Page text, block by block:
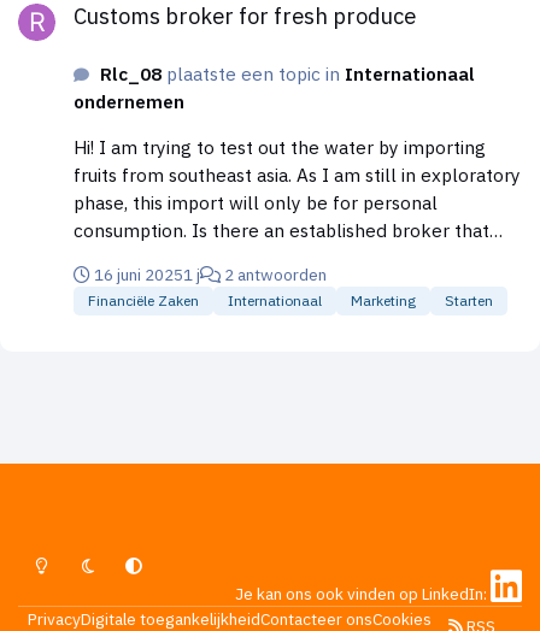
Customs broker for fresh produce
Rlc_08 plaatste een topic in Internationaal
ondernemen
Hi! I am trying to test out the water by importing
fruits from southeast asia. As I am still in exploratory
phase, this import will only be for personal
consumption. Is there an established broker that
only caters for business
16 juni 20251 j 2 antwoorden
Financiële Zaken Internationaal Marketing Starten
Lichte ModusDonkere ModusSysteemvoorkeur
Je kan ons ook vinden op LinkedIn:
PrivacyDigitale toegankelijkheidContacteer onsCookies RSS